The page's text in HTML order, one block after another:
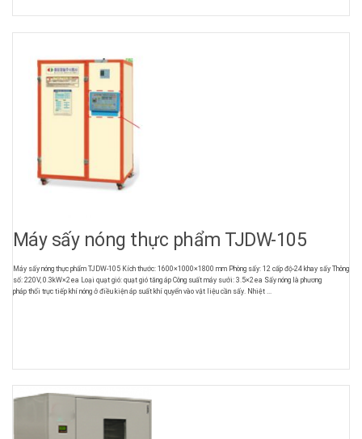
Máy sấy nóng thực phẩm TJDW-105
Máy sấy nóng thực phẩm TJDW-105 Kích thước: 1600×1000×1800 mm Phòng sấy: 12 cấp độ-24 khay sấy Thông
số: 220V, 0.3kW×2ea Loại quạt gió: quạt gió tăng áp Công suất máy sưởi: 3.5×2ea Sấy nóng là phương
pháp thổi trực tiếp khí nóng ở điều kiện áp suất khí quyển vào vật liệu cần sấy. Nhiệt ...